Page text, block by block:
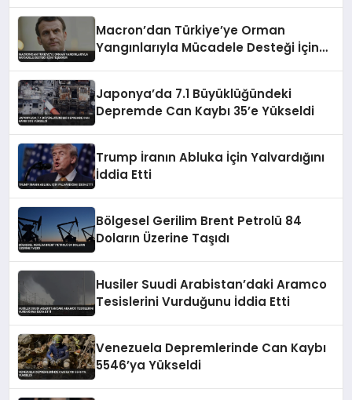
Macron’dan Türkiye’ye Orman
Yangınlarıyla Mücadele Desteği İçin
Japonya’da 7.1 Büyüklüğündeki
Depremde Can Kaybı 35’e Yükseldi
Trump İranın Abluka İçin Yalvardığını
İddia Etti
Bölgesel Gerilim Brent Petrolü 84
Doların Üzerine Taşıdı
Husiler Suudi Arabistan’daki Aramco
Tesislerini Vurduğunu İddia Etti
Venezuela Depremlerinde Can Kaybı
5546’ya Yükseldi